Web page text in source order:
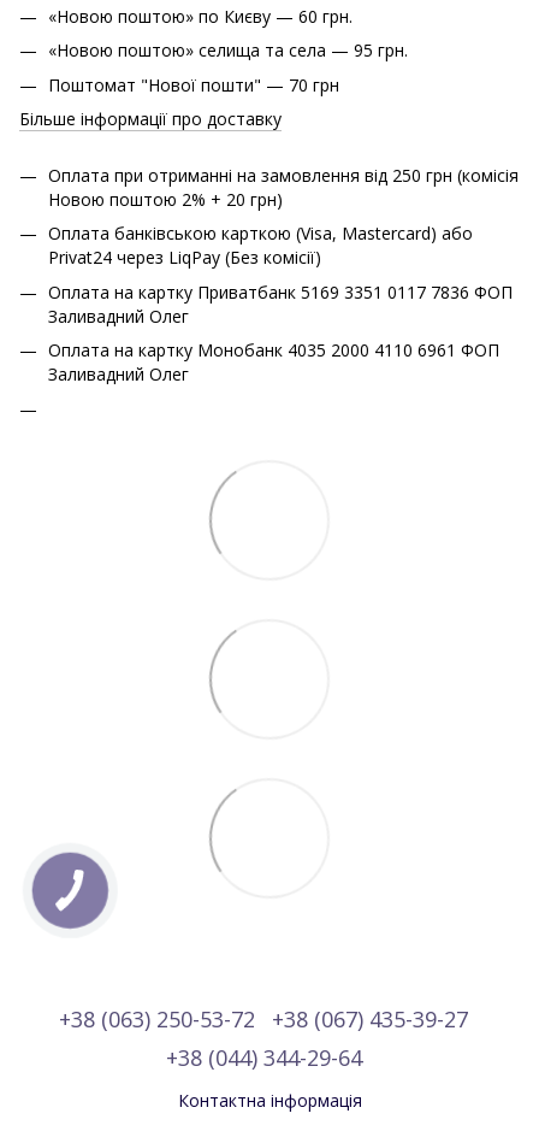
«Новою поштою» по Києву — 60 грн.
«Новою поштою» cелища та села — 95 грн.
Поштомат "Нової пошти" — 70 грн
Більше інформації про доставку
Оплата при отриманні на замовлення від 250 грн (комісія
Новою поштою 2% + 20 грн)
Оплата банківською карткою (Visa, Mastercard) або
Privat24 через LiqPay (Без комісії)
Оплата на картку Приватбанк 5169 3351 0117 7836 ФОП
Заливадний Олег
Оплата на картку Монобанк 4035 2000 4110 6961 ФОП
Заливадний Олег
+38 (063) 250-53-72
+38 (067) 435-39-27
+38 (044) 344-29-64
Контактна інформація